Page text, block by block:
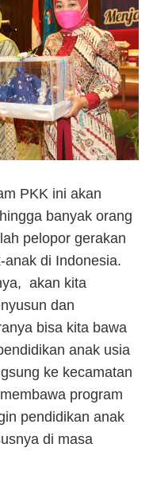
PKK ini akan
banyak orang
pelopor gerakan
anak di Indonesia.
akan kita
dan
bisa kita bawa
anak usia
ke kecamatan
program
pendidikan anak
di masa